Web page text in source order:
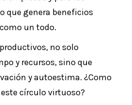
que genera beneficios
un todo.
no solo
y recursos, sino que
y autoestima. ¿Como
círculo virtuoso?